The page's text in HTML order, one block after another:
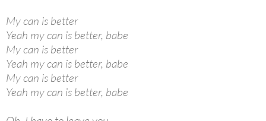
My can is better
Yeah my can is better, babe
My can is better
Yeah my can is better, babe
My can is better
Yeah my can is better, babe